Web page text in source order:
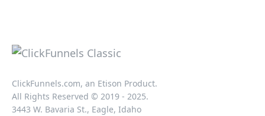
ClickFunnels.com, an Etison Product.
All Rights Reserved © 2019 - 2025.
3443 W. Bavaria St., Eagle, Idaho